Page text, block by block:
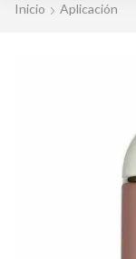
Inicio Aplicación